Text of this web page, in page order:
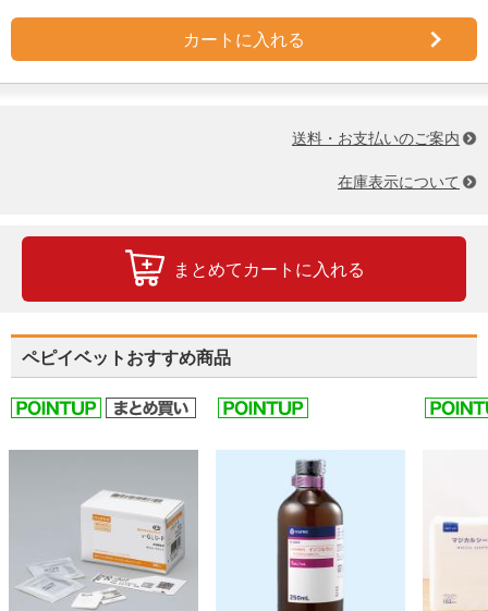
カートに入れる
送料・お支払いのご案内
在庫表示について
まとめてカートに入れる
ペピイベットおすすめ商品